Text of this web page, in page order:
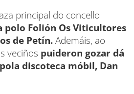
principal do concello
polo Folión Os Viticultores
de Petín.Ademáis, ao
veciños puideron gozar dá
discoteca móbil, Dan